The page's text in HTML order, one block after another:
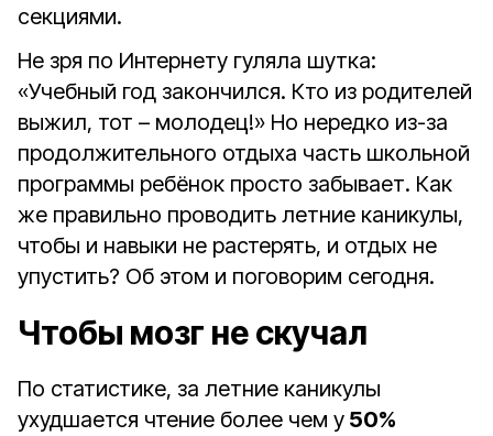
секциями.
Не зря по Интернету гуляла шутка:
«Учебный год закончился. Кто из родителей
выжил, тот – молодец!» Но нередко из-за
продолжительного отдыха часть школьной
программы ребёнок просто забывает. Как
же правильно проводить летние каникулы,
чтобы и навыки не растерять, и отдых не
упустить? Об этом и поговорим сегодня.
Чтобы мозг не скучал
По статистике, за летние каникулы
ухудшается чтение более чем у 50%